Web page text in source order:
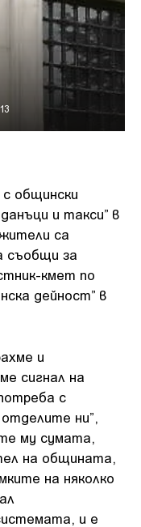
общински
и такси” в
са
съобщи за
кмет по
дейност” в
и
сигнал на
с
ни”,
му сумата,
на общината,
на няколко
и е